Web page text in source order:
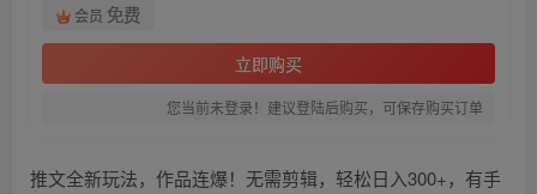
会员 免费
立即购买
您当前未登录！建议登陆后购买，可保存购买订单
推文全新玩法，作品连爆！无需剪辑，轻松日入300+，有手